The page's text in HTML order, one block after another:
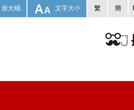
放大镜 文字大小 繁 簡